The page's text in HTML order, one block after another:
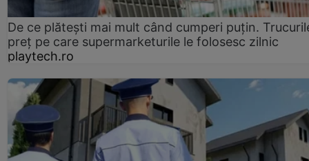
De ce plătești mai mult când cumperi puțin.
preț pe care supermarketurile le folosesc zilnic
playtech.ro